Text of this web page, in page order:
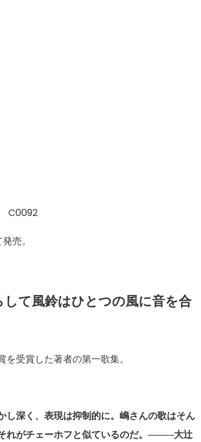
C0092
売。
て風鈴はひとつの風に音を合
受賞した著者の第一歌集。
し深く、表現は抑制的に。嶋さんの歌はそん
れがチェーホフと似ているのだ。────大辻